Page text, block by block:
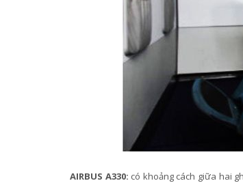
AIRBUS A330: có khoảng cách giữa hai